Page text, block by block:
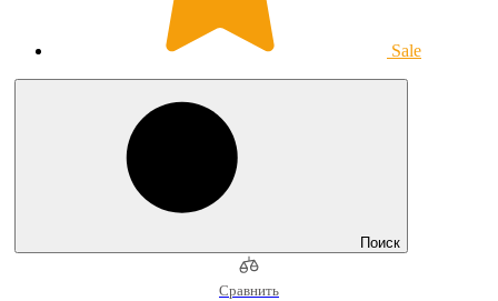
Sale
Поиск
Сравнить